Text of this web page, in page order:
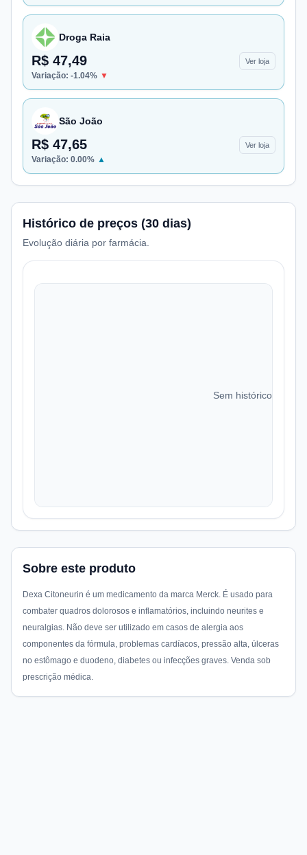
Droga Raia
R$ 47,49 Ver loja
Variação: -1.04% ▼
São João
R$ 47,65 Ver loja
Variação: 0.00% ▲
Histórico de preços (30 dias)
Evolução diária por farmácia.
Sem histórico de
Sobre este produto
Dexa Citoneurin é um medicamento da marca Merck. É usado para
combater quadros dolorosos e inflamatórios, incluindo neurites e
neuralgias. Não deve ser utilizado em casos de alergia aos
componentes da fórmula, problemas cardíacos, pressão alta, úlceras
no estômago e duodeno, diabetes ou infecções graves. Venda sob
prescrição médica.